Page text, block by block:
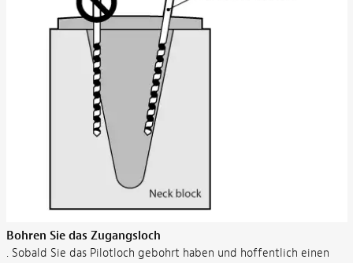
Bohren Sie das Zugangsloch
. Sobald Sie das Pilotloch gebohrt haben und hoffentlich einen